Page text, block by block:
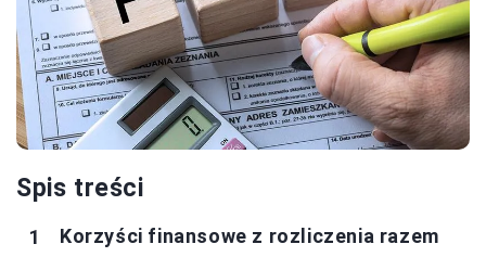
Spis treści
Korzyści finansowe z rozliczenia razem